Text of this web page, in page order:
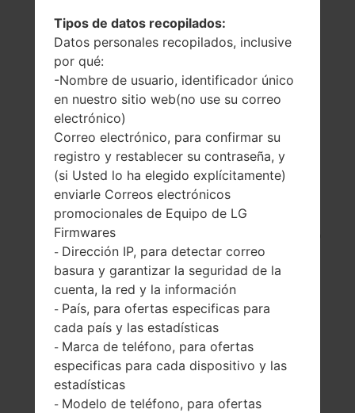
-
-
45.4 gramos (1.60
onzas)
mAh
Qualcomm
Unknown
2016
Tipos de datos recopilados:
Datos personales recopilados, inclusive
por qué:
-Nombre de usuario, identificador único
en nuestro sitio web(no use su correo
electrónico)
Correo electrónico, para confirmar su
registro y restablecer su contraseña, y
(si Usted lo ha elegido explícitamente)
enviarle Correos electrónicos
promocionales de Equipo de LG
Firmwares
- Dirección IP, para detectar correo
basura y garantizar la seguridad de la
cuenta, la red y la información
- País, para ofertas especificas para
cada país y las estadísticas
- Marca de teléfono, para ofertas
especificas para cada dispositivo y las
estadísticas
- Modelo de teléfono, para ofertas